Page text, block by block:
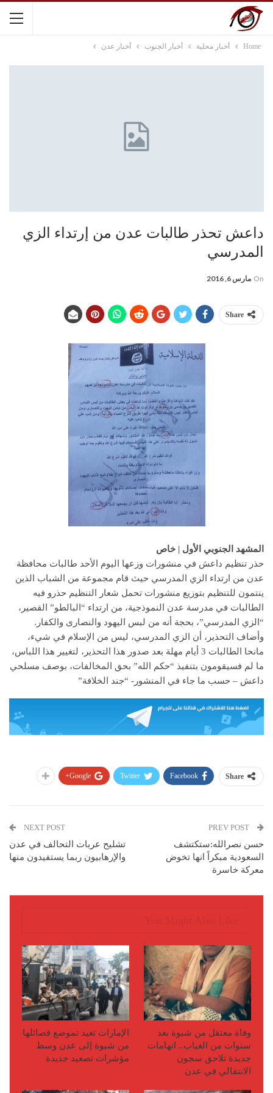
Home أخبار محلية أخبار الجنوب أخبار عدن
داعش تحذر طالبات عدن من إرتداء الزي
المدرسي
On مارس 6, 2016
Share
المشهد الجنوبي الأول | خاص
حذر تنظيم داعش في منشورات وزعها اليوم الأحد طالبات محافظة
عدن من ارتداء الزي المدرسي حيث قام مجموعة من الشباب الذين
ينتمون للتنظيم بتوزيع منشورات تحمل شعار التنظيم حذرو فيه
الطالبات في مدرسة عدن النموذجية، من ارتداء “البالطو” القصير،
“الزي المدرسي”، بحجة أنه من لبس اليهود والنصارى والكفار.
وأضاف التحذير، أن الزي المدرسي، ليس من الإسلام في شيء،
مانحا الطالبات 3 أيام مهلة بعد صدور هذا التحذير، لتغيير هذا اللباس،
ما لم فسيقومون بتنفيذ “حكم الله” بحق المخالفات، بوصف مسلحي
داعش – حسب ما جاء في المنشور- “جند الخلافة”
Share
Facebook
Twitter
Google+
حسن نصرالله:ستكتشف
السعودية مبكراً انها تخوض
معركة خاسرة
NEXT POST
تشليح عربات التحالف في عدن
والإرهابيون ربما يستفيدون منها
وفاة معتقل من شبوة بعد
سنوات من الغياب.. اتهامات
جديدة تلاحق سجون
الانتقالي في عدن
الإمارات تعيد تموضع فصائلها
من شبوة إلى عدن وسط
مؤشرات تصعيد جديدة